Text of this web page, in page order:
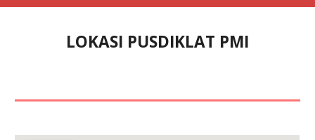
LOKASI PUSDIKLAT PMI